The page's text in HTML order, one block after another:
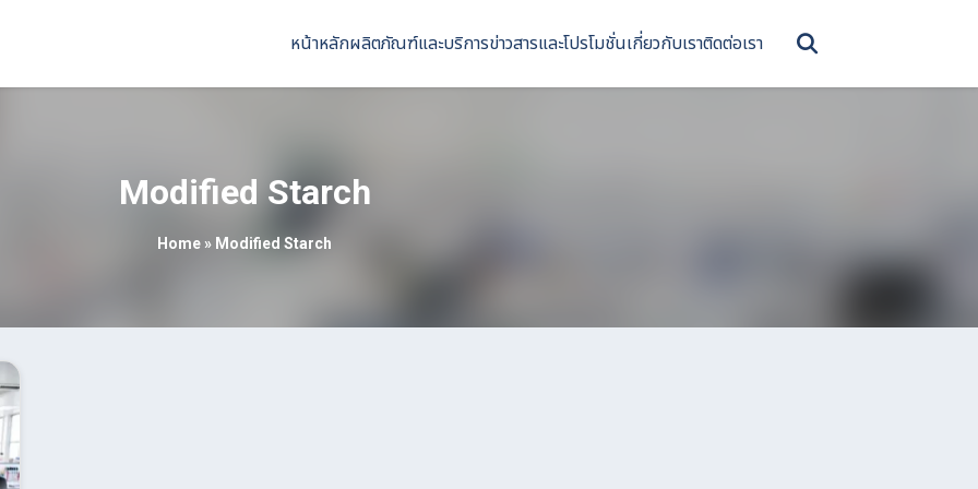
หน้าหลักผลิตภัณฑ์และบริการข่าวสารและโปรโมชั่นเกี่ยวกับเราติดต่อเรา
Modified Starch
Home » Modified Starch